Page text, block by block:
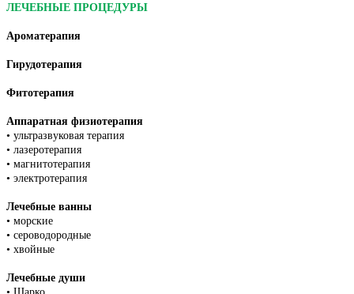
ЛЕЧЕБНЫЕ ПРОЦЕДУРЫ
Ароматерапия
Гирудотерапия
Фитотерапия
Аппаратная физиотерапия
• ультразвуковая терапия
• лазеротерапия
• магнитотерапия
• электротерапия
Лечебные ванны
• морские
• сероводородные
• хвойные
Лечебные души